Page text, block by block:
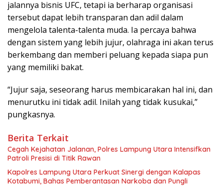
jalannya bisnis UFC, tetapi ia berharap organisasi
tersebut dapat lebih transparan dan adil dalam
mengelola talenta-talenta muda. Ia percaya bahwa
dengan sistem yang lebih jujur, olahraga ini akan terus
berkembang dan memberi peluang kepada siapa pun
yang memiliki bakat.
“Jujur saja, seseorang harus membicarakan hal ini, dan
menurutku ini tidak adil. Inilah yang tidak kusukai,”
pungkasnya.
Berita Terkait
Cegah Kejahatan Jalanan, Polres Lampung Utara Intensifkan
Patroli Presisi di Titik Rawan
Kapolres Lampung Utara Perkuat Sinergi dengan Kalapas
Kotabumi, Bahas Pemberantasan Narkoba dan Pungli